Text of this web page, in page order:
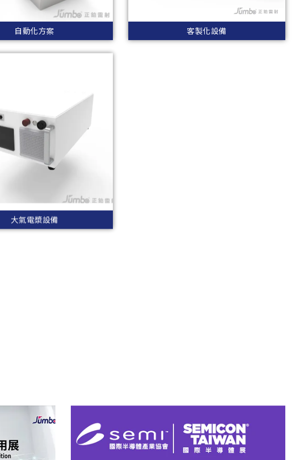
自動化方案 客製化設備
大氣電漿設備